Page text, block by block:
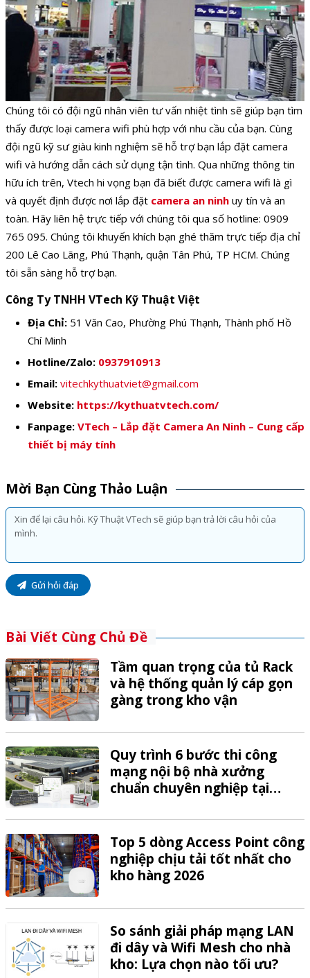
Chúng tôi có đội ngũ nhân viên tư vấn nhiệt tình sẽ giúp bạn tìm
thấy được loại camera wifi phù hợp với nhu cầu của bạn. Cùng
đội ngũ kỹ sư giàu kinh nghiệm sẽ hỗ trợ bạn lắp đặt camera
wifi và hướng dẫn cách sử dụng tận tình. Qua những thông tin
hữu ích trên, Vtech hi vọng bạn đã biết được camera wifi là gì
và quyết định được nơi lắp đặt camera an ninh uy tín và an
toàn. Hãy liên hệ trực tiếp với chúng tôi qua số hotline: 0909
765 095. Chúng tôi khuyến khích bạn ghé thăm trực tiếp địa chỉ
200 Lê Cao Lãng, Phú Thạnh, quận Tân Phú, TP HCM. Chúng
tôi sẵn sàng hỗ trợ bạn.
Công Ty TNHH VTech Kỹ Thuật Việt
Địa Chỉ: 51 Văn Cao, Phường Phú Thạnh, Thành phố Hồ
Chí Minh
Hotline/Zalo: 0937910913
Email: vitechkythuatviet@gmail.com
Website: https://kythuatvtech.com/
Fanpage: VTech – Lắp đặt Camera An Ninh – Cung cấp
thiết bị máy tính
Mời Bạn Cùng Thảo Luận
Gửi hỏi đáp
Bài Viết Cùng Chủ Đề
Tầm quan trọng của tủ Rack
và hệ thống quản lý cáp gọn
gàng trong kho vận
Quy trình 6 bước thi công
mạng nội bộ nhà xưởng
chuẩn chuyên nghiệp tại
Top 5 dòng Access Point công
nghiệp chịu tải tốt nhất cho
kho hàng 2026
So sánh giải pháp mạng LAN
đi dây và Wifi Mesh cho nhà
kho: Lựa chọn nào tối ưu?